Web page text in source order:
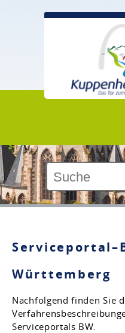
Württemberg
Nachfolgend finden Sie
Serviceportals BW.